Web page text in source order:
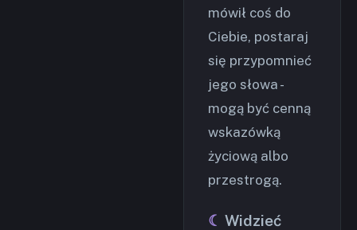
mówił coś do
Ciebie, postaraj
się przypomnieć
jego słowa -
mogą być cenną
wskazówką
życiową albo
przestrogą.
Widzieć